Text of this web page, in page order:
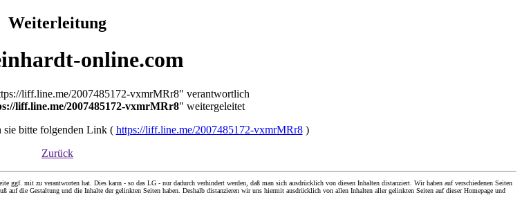
Weiterleitung
online.com
liff.line.me/2007485172-vxmrMRr8" verantwortlich
liff.line.me/2007485172-vxmrMRr8" weitergeleitet
sie bitte folgenden Link ( https://liff.line.me/2007485172-vxmrMRr8)
Zurück
mit zu verantworten hat. Dies kann - so das LG - nur dadurch verhindert werden, daß man sich ausdrücklich von diesen Inhalten distanziert. Wir haben auf verschiedenen Seiten
die Gestaltung und die Inhalte der gelinkten Seiten haben. Deshalb distanzieren wir uns hiermit ausdrücklich von allen Inhalten aller gelinkten Seiten auf dieser Homepage und